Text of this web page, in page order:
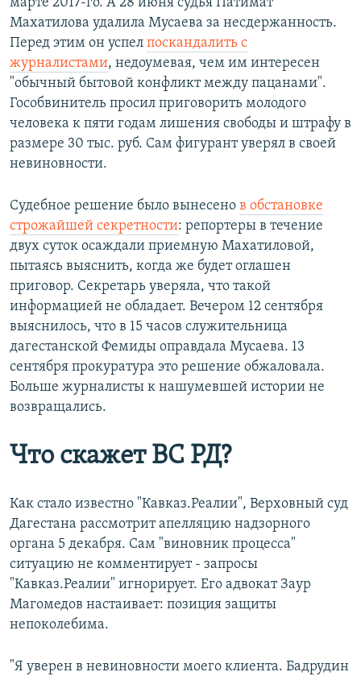
Махатилова удалила Мусаева за несдержанность.
Перед этим он успел поскандалить с
журналистами, недоумевая, чем им интересен
"обычный бытовой конфликт между пацанами".
Гособвинитель просил приговорить молодого
человека к пяти годам лишения свободы и штрафу в
размере 30 тыс. руб. Сам фигурант уверял в своей
невиновности.
Судебное решение было вынесено в обстановке
строжайшей секретности: репортеры в течение
двух суток осаждали приемную Махатиловой,
пытаясь выяснить, когда же будет оглашен
приговор. Секретарь уверяла, что такой
информацией не обладает. Вечером 12 сентября
выяснилось, что в 15 часов служительница
дагестанской Фемиды оправдала Мусаева. 13
сентября прокуратура это решение обжаловала.
Больше журналисты к нашумевшей истории не
возвращались.
Что скажет ВС РД?
Как стало известно "Кавказ.Реалии", Верховный суд
Дагестана рассмотрит апелляцию надзорного
органа 5 декабря. Сам "виновник процесса"
ситуацию не комментирует - запросы
"Кавказ.Реалии" игнорирует. Его адвокат Заур
Магомедов настаивает: позиция защиты
непоколебима.
"Я уверен в невиновности моего клиента. Бадрудин